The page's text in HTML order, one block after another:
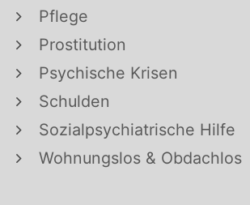
Pflege
Prostitution
Psychische Krisen
Schulden
Sozialpsychiatrische Hilfe
Wohnungslos & Obdachlos